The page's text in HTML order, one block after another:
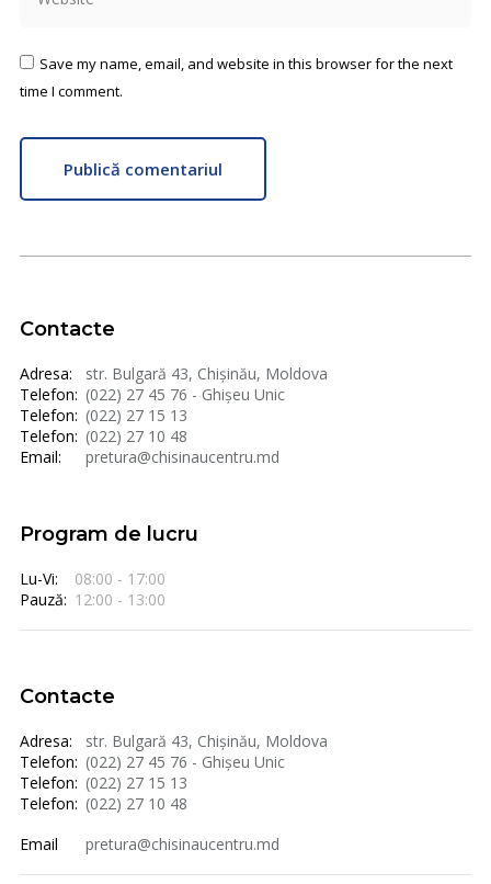
Save my name, email, and website in this browser for the next
time I comment.
Publică comentariul
Contacte
Adresa:
str. Bulgară 43, Chișinău, Moldova
Telefon: (022) 27 45 76 - Ghișeu Unic
Telefon: (022) 27 15 13
Telefon: (022) 27 10 48
Email:
pretura@chisinaucentru.md
Program de lucru
Lu-Vi:
08:00 - 17:00
Pauză: 12:00 - 13:00
Contacte
Adresa:
str. Bulgară 43, Chișinău, Moldova
Telefon: (022) 27 45 76 - Ghișeu Unic
Telefon: (022) 27 15 13
Telefon: (022) 27 10 48
Email
pretura@chisinaucentru.md